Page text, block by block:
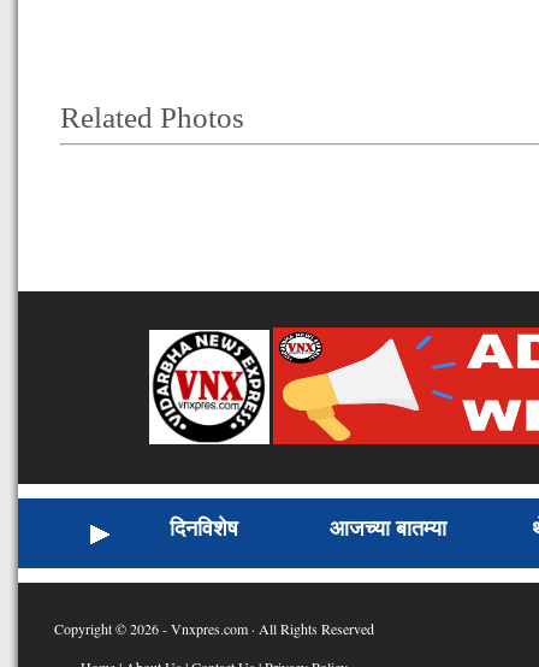
Related Photos
दिनविशेष आजच्या बातम्या
Copyright © 2026 - Vnxpres.com · All Rights Reserved